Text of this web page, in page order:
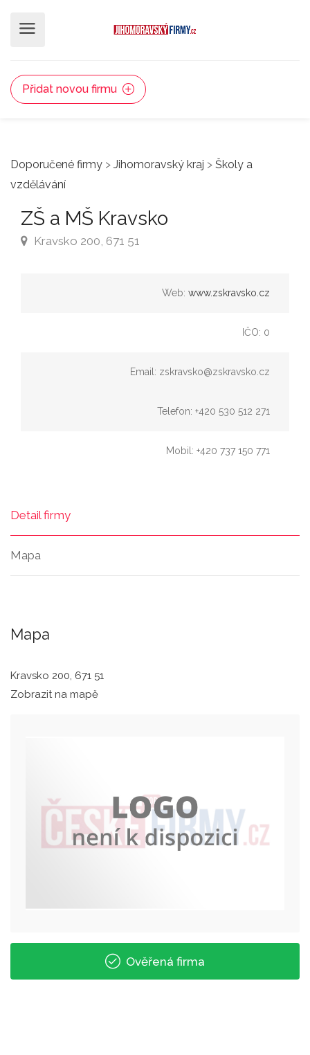
Přidat novou firmu
Doporučené firmy > Jihomoravský kraj > Školy a
vzdělávání
ZŠ a MŠ Kravsko
Kravsko 200, 671 51
Web: www.zskravsko.cz
IČO: 0
Email: zskravsko@zskravsko.cz
Telefon: +420 530 512 271
Mobil: +420 737 150 771
Detail firmy
Mapa
Mapa
Kravsko 200, 671 51
Zobrazit na mapě
Ověřená firma